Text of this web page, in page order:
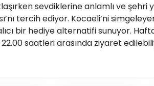
sevdiklerine anlamlı ve şehri
tercih ediyor. Kocaeli’ni
bir hediye alternatifi sunuyor.
saatleri arasında ziyaret